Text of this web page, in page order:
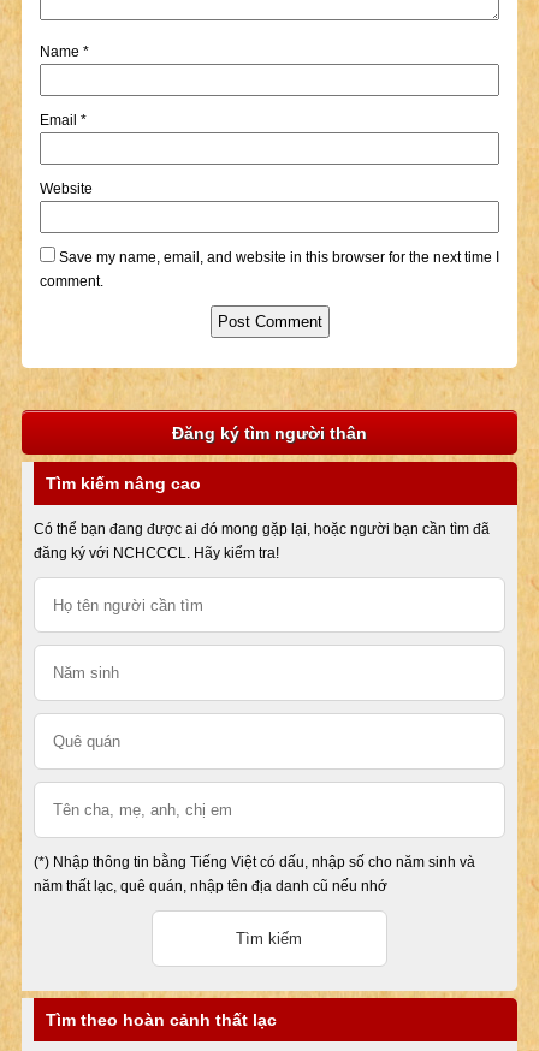
Name *
Email *
Website
Save my name, email, and website in this browser for the next time I
comment.
Đăng ký tìm người thân
Tìm kiếm nâng cao
Có thể bạn đang được ai đó mong gặp lại, hoặc người bạn cần tìm đã
đăng ký với NCHCCCL. Hãy kiểm tra!
(*) Nhập thông tin bằng Tiếng Việt có dấu, nhập số cho năm sinh và
năm thất lạc, quê quán, nhập tên địa danh cũ nếu nhớ
Tìm theo hoàn cảnh thất lạc